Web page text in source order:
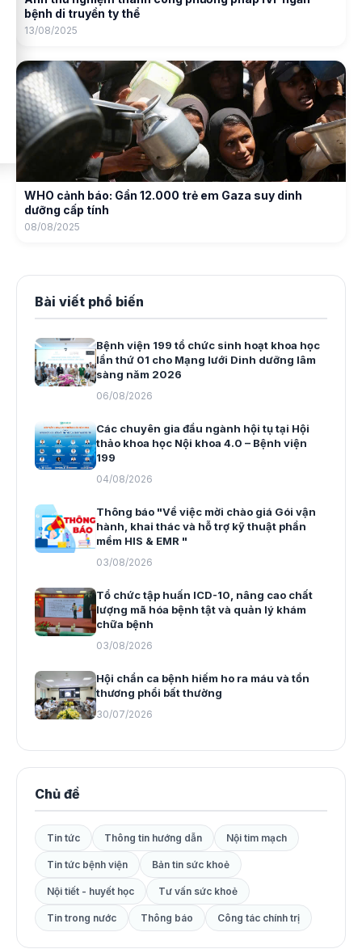
bệnh di truyền ty thể
13/08/2025
WHO cảnh báo: Gần 12.000 trẻ em Gaza suy dinh
dưỡng cấp tính
08/08/2025
Bài viết phổ biến
Bệnh viện 199 tổ chức sinh hoạt khoa học
lần thứ 01 cho Mạng lưới Dinh dưỡng lâm
sàng năm 2026
06/08/2026
Các chuyên gia đầu ngành hội tụ tại Hội
thảo khoa học Nội khoa 4.0 – Bệnh viện
199
04/08/2026
Thông báo "Về việc mời chào giá Gói vận
hành, khai thác và hỗ trợ kỹ thuật phần
mềm HIS & EMR "
03/08/2026
Tổ chức tập huấn ICD-10, nâng cao chất
lượng mã hóa bệnh tật và quản lý khám
chữa bệnh
03/08/2026
Hội chẩn ca bệnh hiếm ho ra máu và tổn
thương phổi bất thường
30/07/2026
Chủ đề
Tin tức Thông tin hướng dẫn Nội tim mạch
Tin tức bệnh viện Bản tin sức khoẻ
Nội tiết - huyết học Tư vấn sức khoẻ
Tin trong nước Thông báo Công tác chính trị